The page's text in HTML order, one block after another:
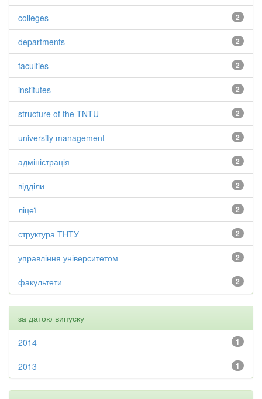
2
colleges
2
departments
2
faculties
2
institutes
2
structure of the TNTU
2
university management
2
адміністрація
2
відділи
2
ліцеї
2
структура ТНТУ
2
управління університетом
2
факультети
за датою випуску
1
2014
1
2013